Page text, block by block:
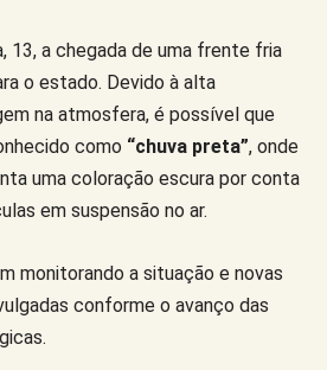
13, a chegada de uma frente fria
o estado. Devido à alta
na atmosfera, é possível que
como “chuva preta”, onde
uma coloração escura por conta
em suspensão no ar.
monitorando a situação e novas
conforme o avanço das